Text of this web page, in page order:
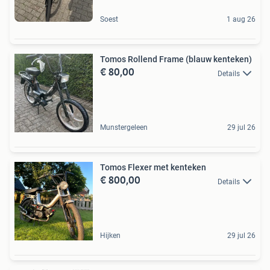
Soest 1 aug 26
Tomos Rollend Frame (blauw kenteken)
€ 80,00 Details
Munstergeleen 29 jul 26
Tomos Flexer met kenteken
€ 800,00 Details
Hijken 29 jul 26